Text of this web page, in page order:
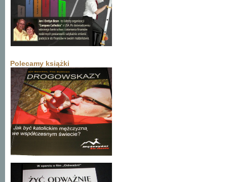
Polecamy książki